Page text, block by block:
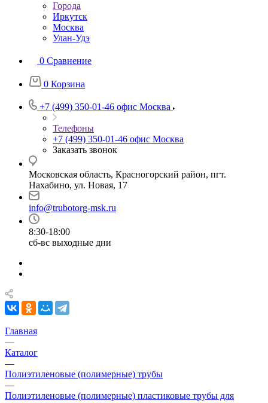
Города
Иркутск
Москва
Улан-Удэ
0 Сравнение
0 Корзина
+7 (499) 350-01-46 офис Москва
Телефоны
+7 (499) 350-01-46 офис Москва
Заказать звонок
Московская область, Красногорский район, пгт.
Нахабино, ул. Новая, 17
info@trubotorg-msk.ru
8:30-18:00
сб-вс выходные дни
Главная
—
Каталог
—
Полиэтиленовые (полимерные) трубы
—
Полиэтиленовые (полимерные) пластиковые трубы для